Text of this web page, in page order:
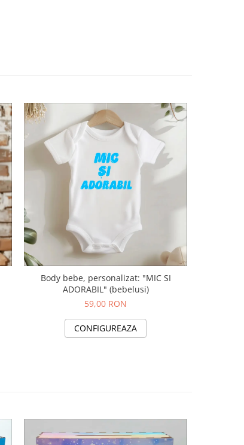
Body bebe, personalizat: "MIC SI
ADORABIL" (bebelusi)
59,00 RON
CONFIGUREAZA